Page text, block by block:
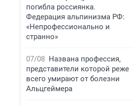
погибла россиянка.
Федерация альпинизма РФ:
«Непрофессионально и
странно»
07/08 Названа профессия,
представители которой реже
всего умирают от болезни
Альцгеймера